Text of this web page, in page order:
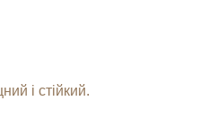
і стійкий.